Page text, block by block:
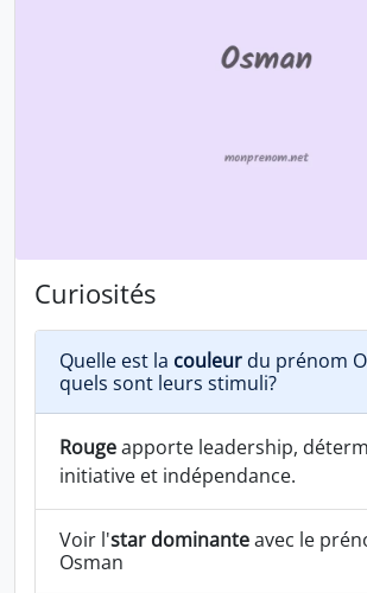
Curiosités
Quelle est la couleur du prénom
quels sont leurs stimuli?
Rougeapporte leadership,
initiative et indépendance.
Voir l'star dominanteavec le
Osman